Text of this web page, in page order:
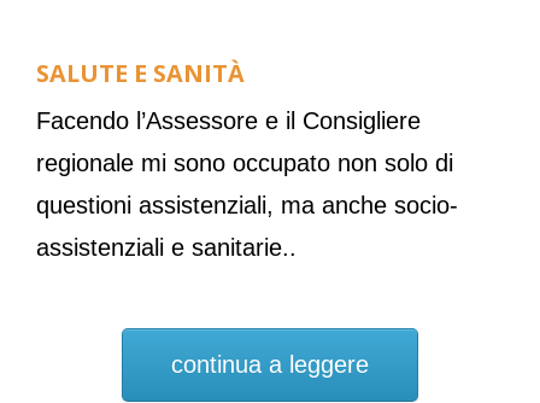
SALUTE E SANITÀ
Facendo l’Assessore e il Consigliere
regionale mi sono occupato non solo di
questioni assistenziali, ma anche socio-
assistenziali e sanitarie..
continua a leggere